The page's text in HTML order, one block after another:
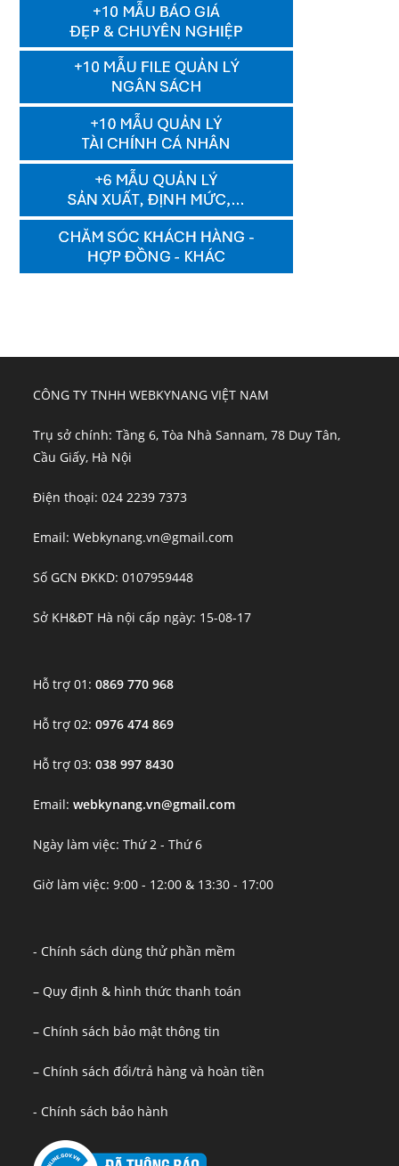
CÔNG TY TNHH WEBKYNANG VIỆT NAM
Trụ sở chính: Tầng 6, Tòa Nhà Sannam, 78 Duy Tân,
Cầu Giấy, Hà Nội
Điện thoại: 024 2239 7373
Email: Webkynang.vn@gmail.com
Số GCN ĐKKD: 0107959448
Sở KH&ĐT Hà nội cấp ngày: 15-08-17
Hỗ trợ 01:0869 770 968
Hỗ trợ 02:0976 474 869
Hỗ trợ 03:038 997 8430
Email:webkynang.vn@gmail.com
Ngày làm việc: Thứ 2 - Thứ 6
Giờ làm việc: 9:00 - 12:00 & 13:30 - 17:00
- Chính sách dùng thử phần mềm
– Quy định & hình thức thanh toán
– Chính sách bảo mật thông tin
– Chính sách đổi/trả hàng và hoàn tiền
- Chính sách bảo hành